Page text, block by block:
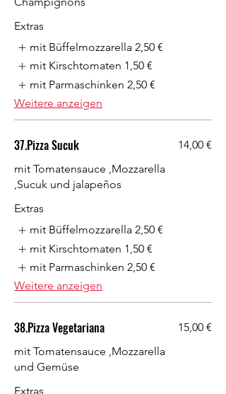
Extras
mit Büffelmozzarella 2,50 €
mit Kirschtomaten 1,50 €
mit Parmaschinken 2,50 €
Weitere anzeigen
37.Pizza Sucuk
mit Tomatensauce ,Mozzarella
,Sucuk und jalapeños
14,00 €
Extras
mit Büffelmozzarella 2,50 €
mit Kirschtomaten 1,50 €
mit Parmaschinken 2,50 €
Weitere anzeigen
38.Pizza Vegetariana
mit Tomatensauce ,Mozzarella
und Gemüse
15,00 €
Extras